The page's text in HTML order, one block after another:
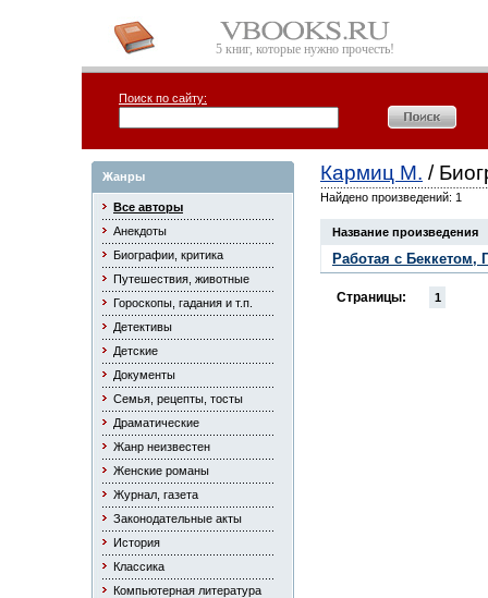
5 книг, которые нужно прочесть!
Поиск по сайту:
Жанры
Все авторы
Анекдоты
Биографии, критика
Путешествия, животные
Гороскопы, гадания и т.п.
Детективы
Детские
Документы
Семья, рецепты, тосты
Драматические
Жанр неизвестен
Женские романы
Журнал, газета
Законодательные акты
История
Классика
Компьютерная литература
Кармиц М. /
Найдено произведений: 1
Название произведения
Работая с Беккетом,
Страницы: 1